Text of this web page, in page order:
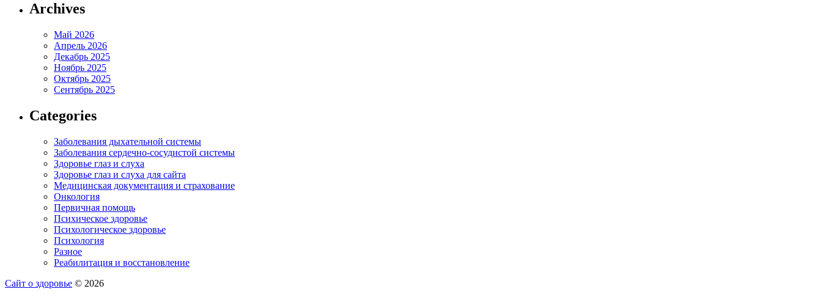
Archives
Май 2026
Апрель 2026
Декабрь 2025
Ноябрь 2025
Октябрь 2025
Сентябрь 2025
Categories
Заболевания дыхательной системы
Заболевания сердечно-сосудистой системы
Здоровье глаз и слуха
Здоровье глаз и слуха для сайта
Медицинская документация и страхование
Онкология
Первичная помощь
Психическое здоровье
Психологическое здоровье
Психология
Разное
Реабилитация и восстановление
Сайт о здоровье © 2026